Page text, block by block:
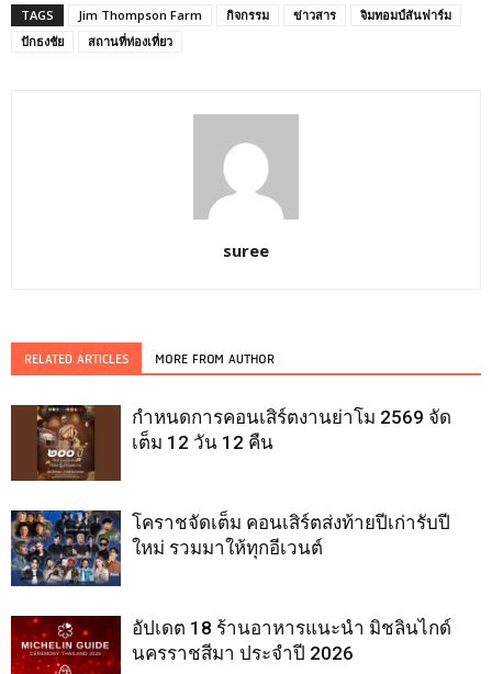
TAGS Jim Thompson Farm กิจกรรม ข่าวสาร
จิมทอมป์สันฟาร์ม
ปักธงชัย
สถานที่ท่องเที่ยว
suree
RELATED ARTICLES MORE FROM AUTHOR
กำหนดการคอนเสิร์ตงานย่าโม 2569 จัด
เต็ม 12 วัน 12 คืน
โคราชจัดเต็ม คอนเสิร์ตส่งท้ายปีเก่ารับปี
ใหม่ รวมมาให้ทุกอีเวนต์
อัปเดต 18 ร้านอาหารแนะนำ มิชลินไกด์
นครราชสีมา ประจำปี 2026